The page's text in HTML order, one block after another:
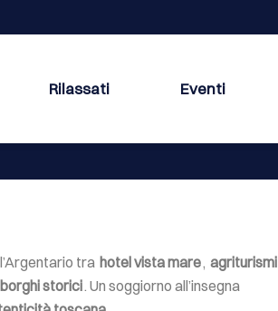
Rilassati Eventi
tra hotel vista mare, agriturismi
storici. Un soggiorno all’insegna